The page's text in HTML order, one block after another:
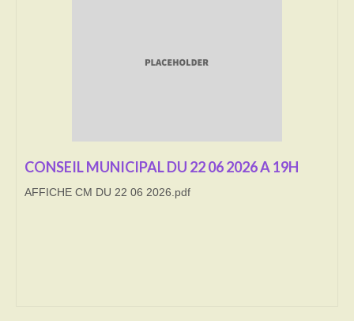
LE BRULAGE DES VEGETAUX
DECHETS VERTS
CONSEIL MUNICIPAL DU 22 06 2026 A 19H
AFFICHE CM DU 22 06 2026.pdf